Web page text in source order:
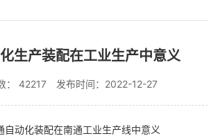
生产装配在工业生产中意义
： 42217 发布时间：2022-12-27
自动化装配在南通工业生产线中意义